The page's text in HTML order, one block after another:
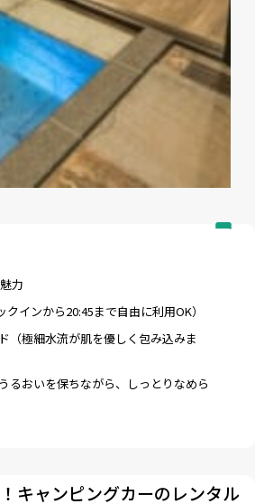
力
インから20:45まで自由に利用OK）
（極細水流が肌を優しく包み込みま
るおいを保ちながら、しっとりなめら
キャンピングカーのレンタル